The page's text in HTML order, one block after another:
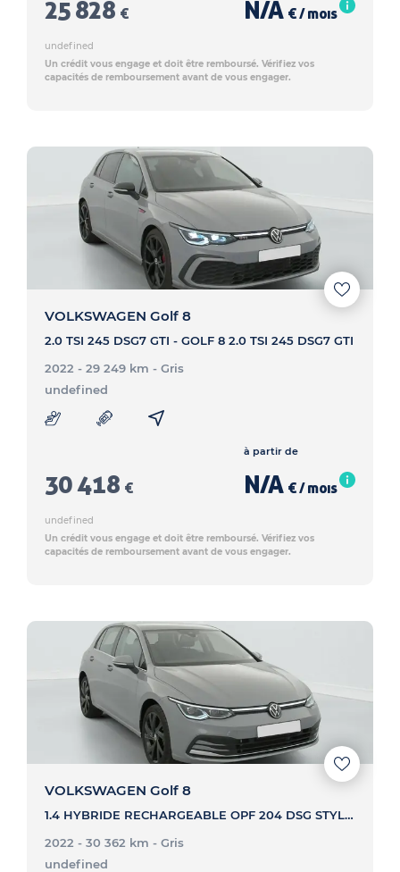
25 828 € N/A € / mois
undefined
Un crédit vous engage et doit être remboursé. Vérifiez vos
capacités de remboursement avant de vous engager.
VOLKSWAGEN Golf 8
2.0 TSI 245 DSG7 GTI - GOLF 8 2.0 TSI 245 DSG7 GTI
2022 - 29 249 km - Gris
undefined
30 418 €
à partir de
N/A € / mois
undefined
Un crédit vous engage et doit être remboursé. Vérifiez vos
capacités de remboursement avant de vous engager.
VOLKSWAGEN Golf 8
1.4 HYBRIDE RECHARGEABLE OPF 204 DSG STYLE - GOLF 8 1.4 HYBRIDE RECHARGEABLE OPF 204 DSG STYLE
2022 - 30 362 km - Gris
undefined